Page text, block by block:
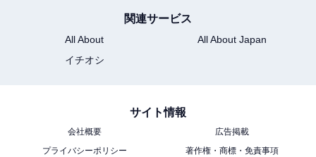
歳男性）」「昔からの大ファンで、運動神経が良いと思
うから（34歳男性）」など、とにかく純粋に木村さんの
姿が見たいというファンからの熱い意見も。
さらに、「ジャニーズでもトップクラスの知名度を誇
関連サービス
All About
All About Japan
イチオシ
サイト情報
会社概要
広告掲載
プライバシーポリシー
著作権・商標・免責事項